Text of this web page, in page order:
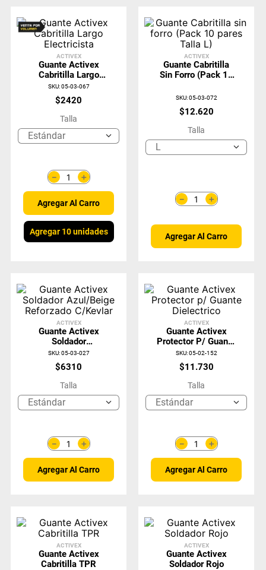
ACTIVEX
Guante Activex
Cabritilla Largo
Electricista
SKU:05-03-067
$2420
Talla
Estándar
＋
－
Agregar Al Carro
Agregar 10 unidades
ACTIVEX
Guante Cabritilla
Sin Forro (Pack 10
SKU:05-03-072
$12.620
Talla
L
＋
－
Agregar Al Carro
ACTIVEX
Guante Activex
Soldador
Azul/Beige
Reforzado C/Kevlar
SKU:05-03-027
$6310
Talla
Estándar
＋
－
Agregar Al Carro
ACTIVEX
Guante Activex
Protector P/ Guante
Dielectrico
SKU:05-02-152
$11 .730
Talla
Estándar
＋
－
Agregar Al Carro
ACTIVEX
Guante Activex
Cabritilla TPR
ACTIVEX
Guante Activex
Soldador Rojo